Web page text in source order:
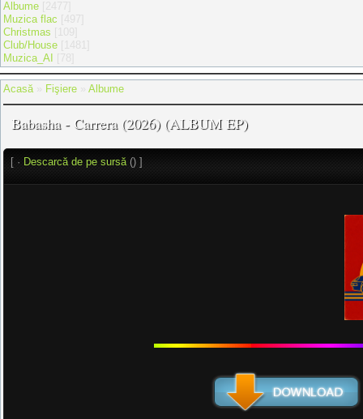
Albume
Muzica flac
Christmas
Club/House
Muzica_AI
Acasă» Fişiere Albume
Babasha - Carrera (2026) (ALBUM EP)
[ · Descarcă de pe sursă() ]